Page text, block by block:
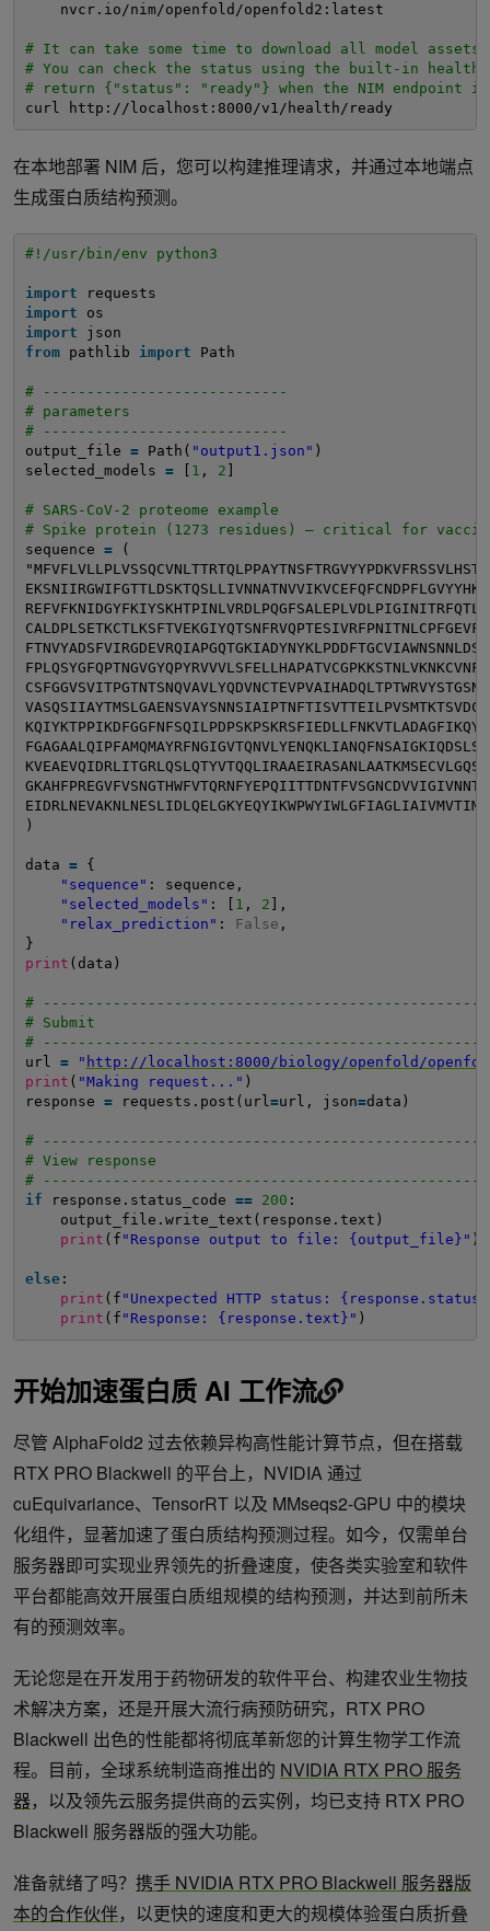
nvcr.io/nim/openfold/openfold2 :latest
# It can take some time to download all model
# You can check the status using the built-in health
# return {"status": "ready"} when the NIM endpoint
curl http: //localhost :8000/v1/health/ready
在本地部署 NIM 后，您可以构建推理请求，并通过本地端点
生成蛋白质结构预测。
#!/usr/bin/env python3
import
requests
import
os
import
json
from
pathlib import Path
# ----------------------------
# parameters
# ----------------------------
output_file = Path( "output1.json" )
selected_models = 1 , 2
# SARS-CoV-2 proteome example
# Spike protein (1273 residues) — critical for vaccine
sequence =
(
)
data =
{
"sequence" : sequence,
"selected_models" : [ 1 , 2 ],
"relax_prediction" : False ,
}
print (data)
#
# Submit
#
url = " http://localhost:8000/biology/openfold/
print ( "Making request..." )
response = requests.post(url=url, json=data)
#
# View response
#
if
response.status_code == 200 :
output_file.write_text(response.text)
print (f "Response output to file: {output_file}" )
else:
print (f "Unexpected HTTP status:
print (f "Response: {response.text}" )
开始加速蛋白质 AI 工作流
尽管 AlphaFold2 过去依赖异构高性能计算节点，但在搭载
RTX PRO Blackwell 的平台上，NVIDIA 通过
cuEquivariance、TensorRT 以及 MMseqs2-GPU 中的模块
化组件，显著加速了蛋白质结构预测过程。如今，仅需单台
服务器即可实现业界领先的折叠速度，使各类实验室和软件
平台都能高效开展蛋白质组规模的结构预测，并达到前所未
有的预测效率。
无论您是在开发用于药物研发的软件平台、构建农业生物技
术解决方案，还是开展大流行病预防研究，RTX PRO
Blackwell 出色的性能都将彻底革新您的计算生物学工作流
程。目前，全球系统制造商推出的 NVIDIA RTX PRO 服务
器，以及领先云服务提供商的云实例，均已支持 RTX PRO
Blackwell 服务器版的强大功能。
准备就绪了吗？ 携手 NVIDIA RTX PRO Blackwell 服务器版
本的合作伙伴，以更快的速度和更大的规模体验蛋白质折叠